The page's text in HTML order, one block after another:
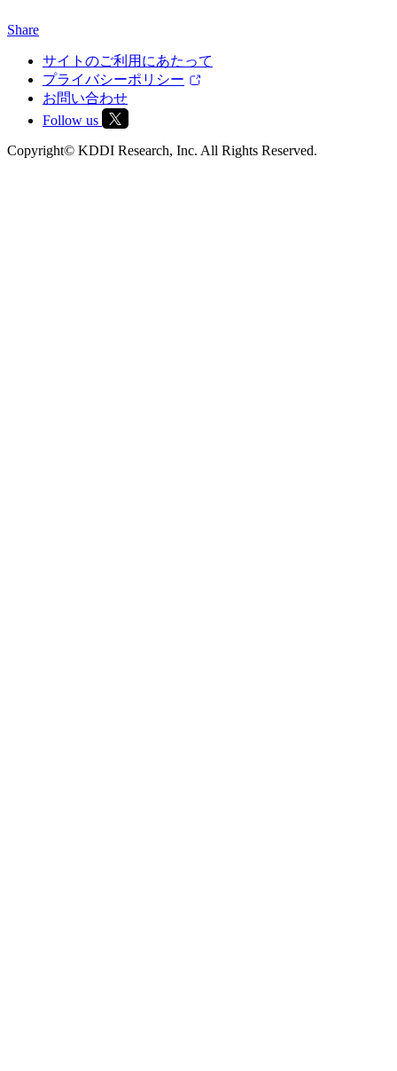
Share
サイトのご利用にあたって
プライバシーポリシー
お問い合わせ
Follow us
Copyright© KDDI Research, Inc. All Rights Reserved.